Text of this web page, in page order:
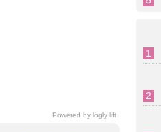
Powered by logly lift